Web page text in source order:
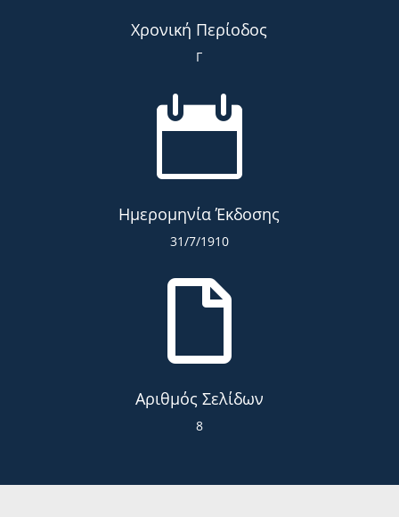
Χρονική Περίοδος
Γ

Ημερομηνία Έκδοσης
31/7/1910

Αριθμός Σελίδων
8